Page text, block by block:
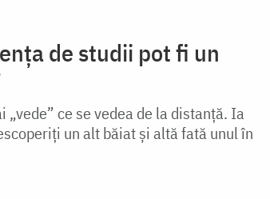
de studii pot fi un
ce se vedea de la distanță. Ia
un alt băiat și altă fată unul în